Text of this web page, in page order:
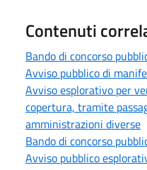
Contenuti
Bando di concorso
Avviso pubblico di
Avviso esplorativo per
copertura, tramite
amministrazioni diverse
Bando di concorso
Avviso pubblico